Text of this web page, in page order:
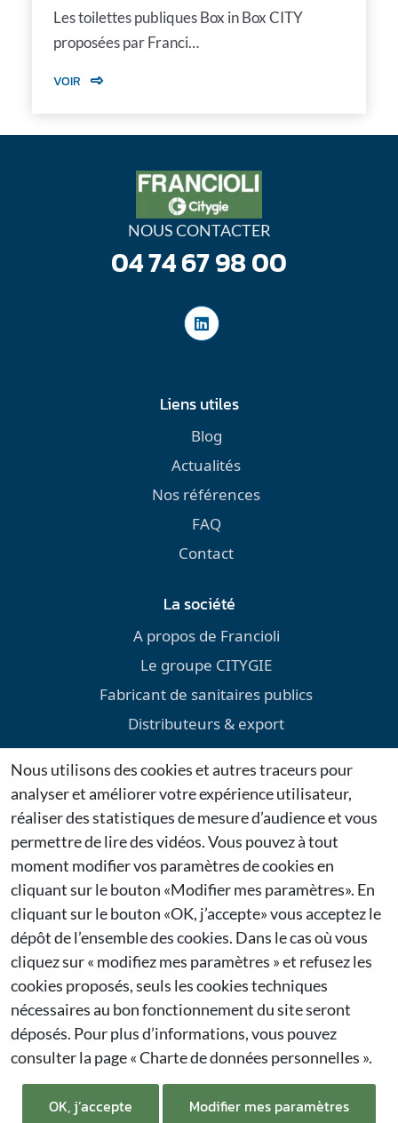
Les toilettes publiques Box in Box CITY
proposées par Franci…
VOIR
NOUS CONTACTER
04 74 67 98 00
Liens utiles
Blog
Actualités
Nos références
FAQ
Contact
La société
A propos de Francioli
Le groupe CITYGIE
Fabricant de sanitaires publics
Distributeurs & export
Environnement
Téléchargements
Mentions légales
Dernières actualités
Citygie confirme sa présence au Salon Espace Public
2026 à Bruxelles
27/01/2026
Citygie renouvelle sa participation à Municipalia
2026
26/01/2026
Francioli est une société spécialisée dans
Nous utilisons des cookies et autres traceurs pour
analyser et améliorer votre expérience utilisateur,
réaliser des statistiques de mesure d’audience et vous
permettre de lire des vidéos. Vous pouvez à tout
moment modifier vos paramètres de cookies en
cliquant sur le bouton «Modifier mes paramètres». En
cliquant sur le bouton «OK, j’accepte» vous acceptez le
dépôt de l’ensemble des cookies. Dans le cas où vous
cliquez sur « modifiez mes paramètres » et refusez les
cookies proposés, seuls les cookies techniques
nécessaires au bon fonctionnement du site seront
déposés. Pour plus d’informations, vous pouvez
consulter la page« Charte de données personnelles ».
OK, j’accepte Modifier mes paramètres